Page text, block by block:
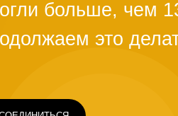
здоровья или вовремя не дали
проще сдаться, чем бороться и идти